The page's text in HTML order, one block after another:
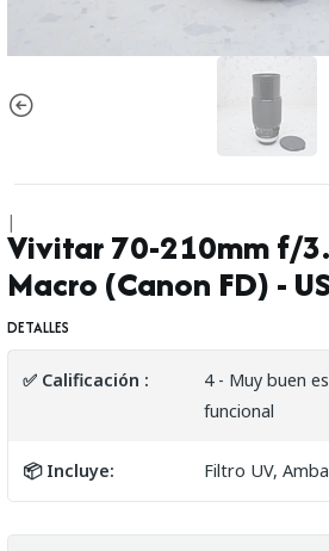
|
Vivitar 70-210mm f/
Macro (Canon FD) -
DETALLES
✅ Calificación :
4 - Muy buen
funcional
📦 Incluye: Filtro UV,